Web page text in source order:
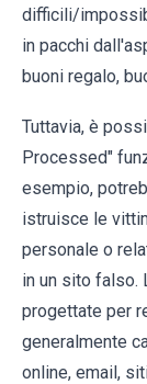
difficili/
in pacchi
buoni regalo,
Tuttavia, è
Processed"
esempio,
istruisce le
personale o
in un sito falso.
progettate per
generalmente
online, email,